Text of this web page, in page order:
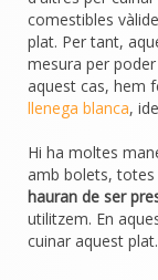
comestibles
plat. Per tant,
mesura per
aquest cas, hem
llenega blanca,
Hi ha moltes
amb bolets, totes
hauran de ser
utilitzem. En
cuinar aquest plat.